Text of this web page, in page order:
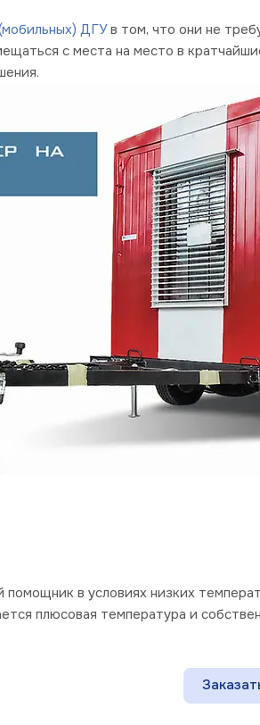
ДГУв том, что они не
с места на место в
в условиях низких
плюсовая температура и